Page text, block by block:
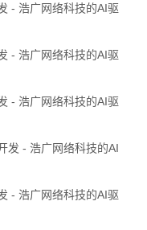
- 浩广网络科技的AI驱
- 浩广网络科技的AI驱
- 浩广网络科技的AI驱
发 - 浩广网络科技的AI
- 浩广网络科技的AI驱